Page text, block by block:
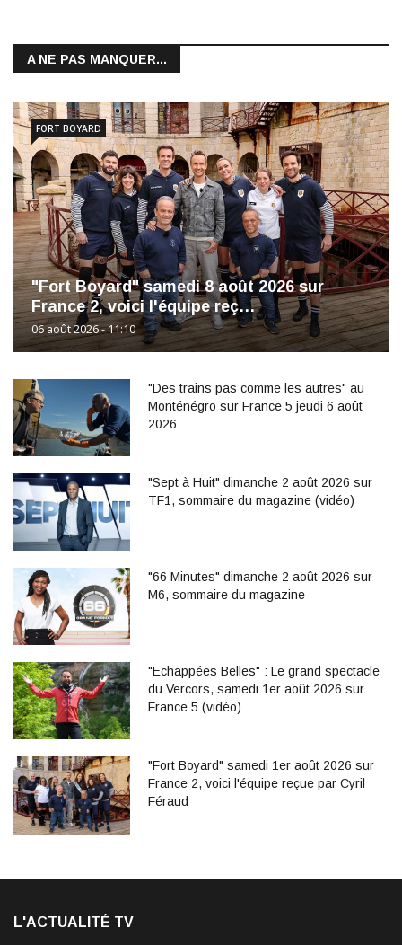
A NE PAS MANQUER...
"Fort Boyard" samedi 8 août 2026 sur
France 2, voici l'équipe reç…
06 août 2026 - 11:10
FORT BOYARD
"Des trains pas comme les autres" au
Monténégro sur France 5 jeudi 6 août
2026
"Sept à Huit" dimanche 2 août 2026 sur
TF1, sommaire du magazine (vidéo)
"66 Minutes" dimanche 2 août 2026 sur
M6, sommaire du magazine
"Echappées Belles" : Le grand spectacle
du Vercors, samedi 1er août 2026 sur
France 5 (vidéo)
"Fort Boyard" samedi 1er août 2026 sur
France 2, voici l'équipe reçue par Cyril
Féraud
L'ACTUALITÉ TV